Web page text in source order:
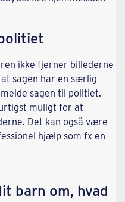
ikke fjerner billederne
sagen har en særlig
sagen til politiet.
muligt for at
Det kan også være
hjælp som fx en
barn om, hvad